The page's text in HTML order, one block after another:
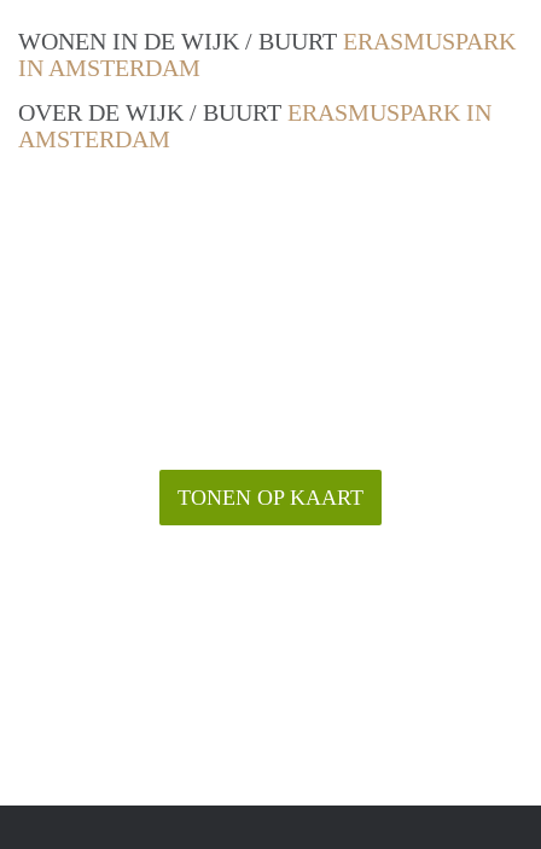
WONEN IN DE WIJK / BUURT ERASMUSPARK
IN AMSTERDAM
OVER DE WIJK / BUURT ERASMUSPARK IN
AMSTERDAM
TONEN OP KAART